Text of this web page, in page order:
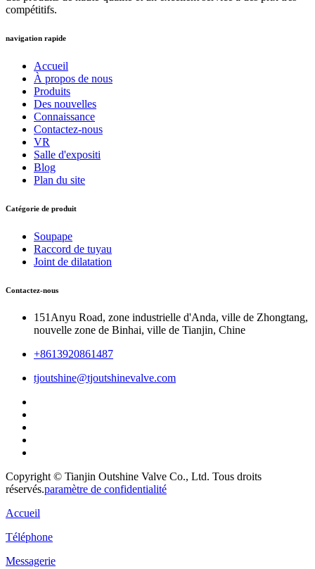
compétitifs.
navigation rapide
Accueil
À propos de nous
Produits
Des nouvelles
Connaissance
Contactez-nous
VR
Salle d'expositi
Blog
Plan du site
Catégorie de produit
Soupape
Raccord de tuyau
Joint de dilatation
Contactez-nous
151Anyu Road, zone industrielle d'Anda, ville de Zhongtang,
nouvelle zone de Binhai, ville de Tianjin, Chine
+8613920861487
tjoutshine@tjoutshinevalve.com
Copyright © Tianjin Outshine Valve Co., Ltd. Tous droits
réservés.paramètre de confidentialité
Accueil
Téléphone
Messagerie